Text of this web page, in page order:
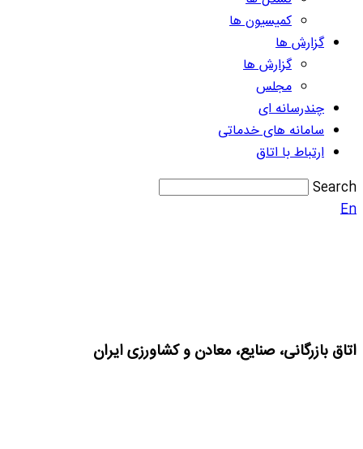
کمیسیون ها
گزارش ها
گزارش ها
مجلس
چندرسانه ای
سامانه های خدماتی
ارتباط با اتاق
Search
En
اتاق بازرگانی، صنایع، معادن و کشاورزی ایران